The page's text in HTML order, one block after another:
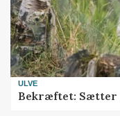
ULVE
Bekræftet: Sætter